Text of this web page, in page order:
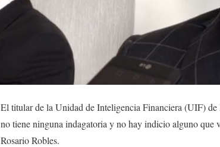
El titular de la Unidad de Inteligencia Financiera (UIF)
no tiene ninguna indagatoria y no hay indicio alguno que
Rosario Robles.